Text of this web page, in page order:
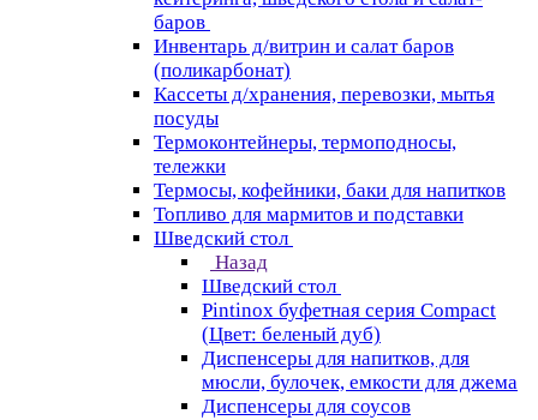
баров
Инвентарь д/витрин и салат баров
(поликарбонат)
Кассеты д/хранения, перевозки, мытья
посуды
Термоконтейнеры, термоподносы,
тележки
Термосы, кофейники, баки для напитков
Топливо для мармитов и подставки
Шведский стол
Назад
Шведский стол
Pintinox буфетная серия Compact
(Цвет: беленый дуб)
Диспенсеры для напитков, для
мюсли, булочек, емкости для джема
Диспенсеры для соусов